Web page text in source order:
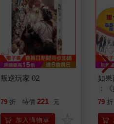
叛逆玩家 02
79 折 特價 221 元
加入購物車
如
：
喵
79 折